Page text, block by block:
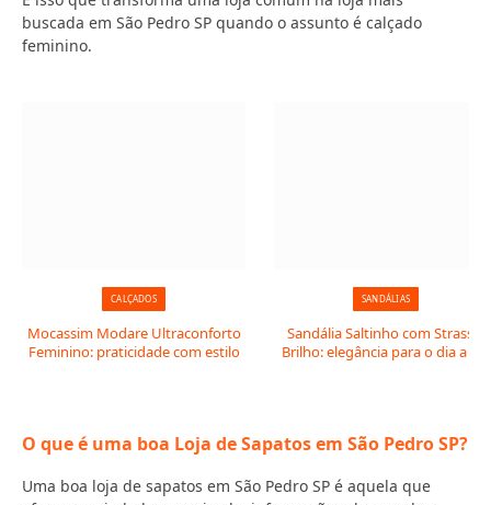
buscada em São Pedro SP quando o assunto é calçado
feminino.
CALÇADOS
Mocassim Modare Ultraconforto
Feminino: praticidade com estilo
SANDÁLIAS
Sandália Saltinho com Strass e
Brilho: elegância para o dia a dia
O que é uma boa Loja de Sapatos em São Pedro SP?
Uma boa loja de sapatos em São Pedro SP é aquela que